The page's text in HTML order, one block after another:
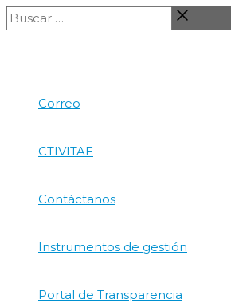
Ir
al
Buscar
…
Correo
CTIVITAE
Contáctanos
Instrumentos de gestión
Portal de Transparencia